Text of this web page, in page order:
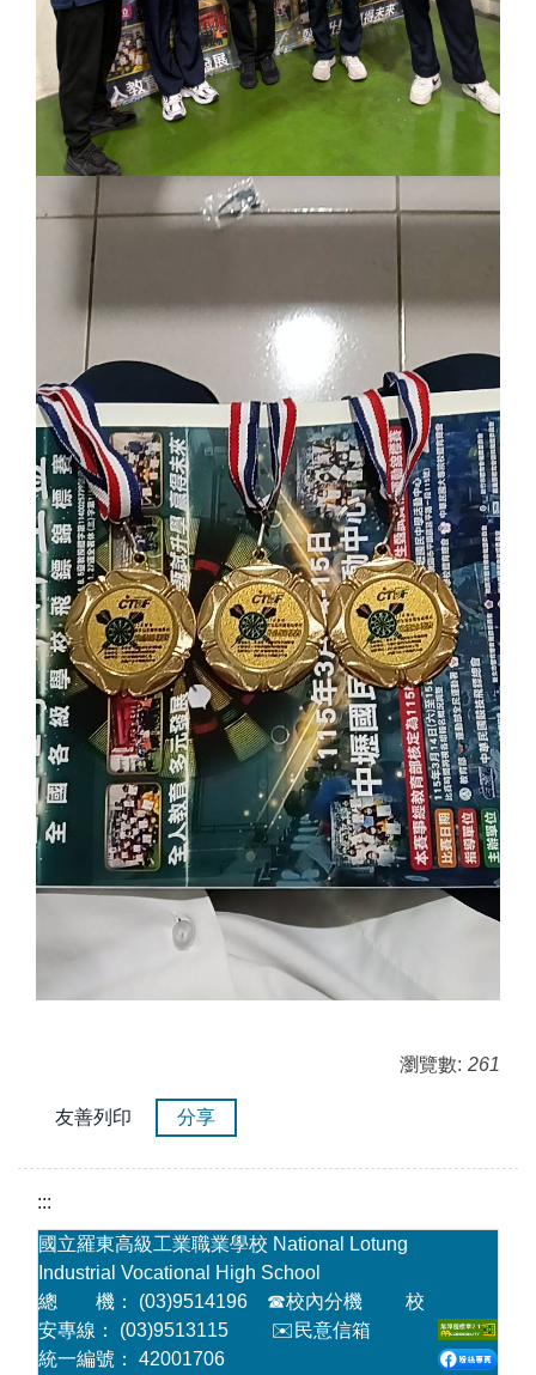
瀏覽數: 261
友善列印 分享
:::
國立羅東高級工業職業學校 National Lotung
Industrial Vocational High School
總 機： (03)9514196 ☎校內分機
校
安專線： (03)9513115 ✉️民意信箱
統一編號： 42001706